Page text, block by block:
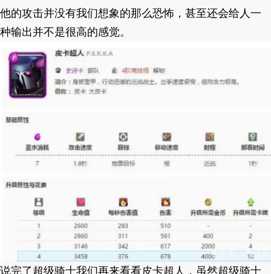
他的攻击并没有我们想象的那么恐怖，甚至还会给人一
种输出并不是很高的感觉。
说完了超级骑士我们再来看看皮卡超人，虽然超级骑士